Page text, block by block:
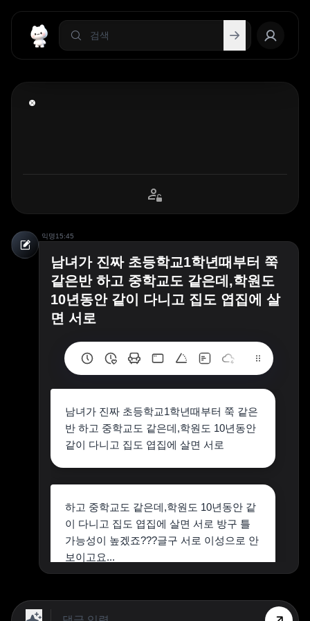
익명15:45
남녀가 진짜 초등학교1학년때부터 쭉
같은반 하고 중학교도 같은데,학원도
10년동안 같이 다니고 집도 엽집에 살
면 서로
남녀가 진짜 초등학교1학년때부터 쭉 같은
반 하고 중학교도 같은데,학원도 10년동안
같이 다니고 집도 엽집에 살면 서로
하고 중학교도 같은데,학원도 10년동안 같
이 다니고 집도 엽집에 살면 서로 방구 틀
가능성이 높겠죠???글구 서로 이성으로 안
보이고요...